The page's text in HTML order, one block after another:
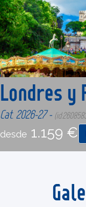
Londres y
Cat. 2026-27 -
desde 1.159 €